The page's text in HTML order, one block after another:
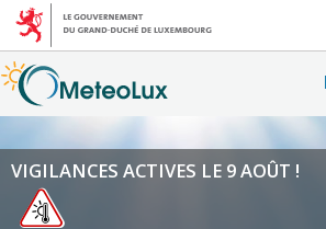
VIGILANCES ACTIVES LE 9 AOÛT !